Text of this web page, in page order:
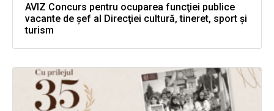
AVIZ Concurs pentru ocuparea funcţiei publice
vacante de şef al Direcţiei cultură, tineret, sport şi
turism